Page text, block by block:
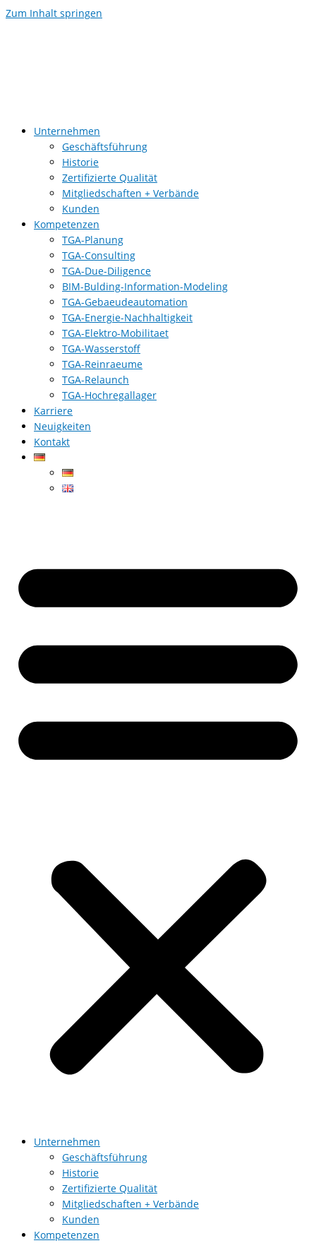
Zum Inhalt springen
Unternehmen
Geschäftsführung
Historie
Zertifizierte Qualität
Mitgliedschaften + Verbände
Kunden
Kompetenzen
TGA-Planung
TGA-Consulting
TGA-Due-Diligence
BIM-Bulding-Information-Modeling
TGA-Gebaeudeautomation
TGA-Energie-Nachhaltigkeit
TGA-Elektro-Mobilitaet
TGA-Wasserstoff
TGA-Reinraeume
TGA-Relaunch
TGA-Hochregallager
Karriere
Neuigkeiten
Kontakt
Unternehmen
Geschäftsführung
Historie
Zertifizierte Qualität
Mitgliedschaften + Verbände
Kunden
Kompetenzen